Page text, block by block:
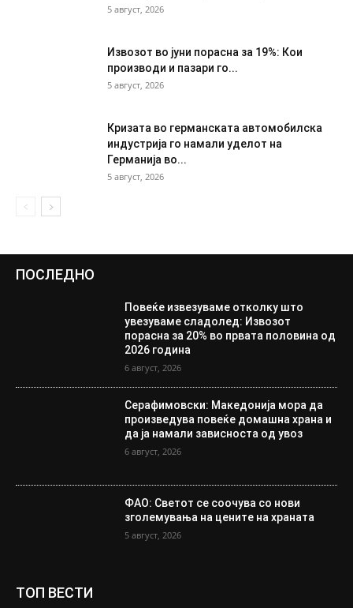
5 август, 2026
Извозот во јуни порасна за 19%: Кои
производи и пазари го...
5 август, 2026
Кризата во германската автомобилска
индустрија го намали уделот на
Германија во...
5 август, 2026
ПОСЛЕДНО
Повеќе извезуваме отколку што
увезуваме сладолед: Извозот
порасна за 20% во првата половина од
2026 година
6 август, 2026
Серафимовски: Македонија мора да
произведува повеќе домашна храна и
да ја намали зависноста од увоз
6 август, 2026
ФАО: Светот се соочува со нови
зголемувања на цените на храната
5 август, 2026
ТОП ВЕСТИ